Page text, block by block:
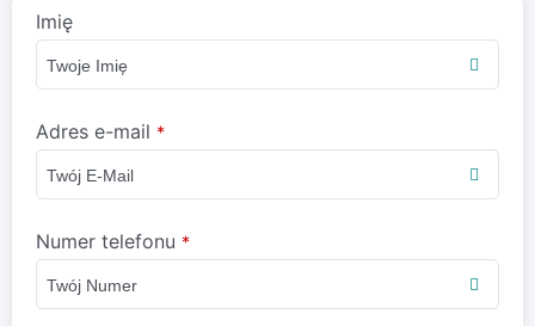
Imię
Adres e-mail *
Numer telefonu *